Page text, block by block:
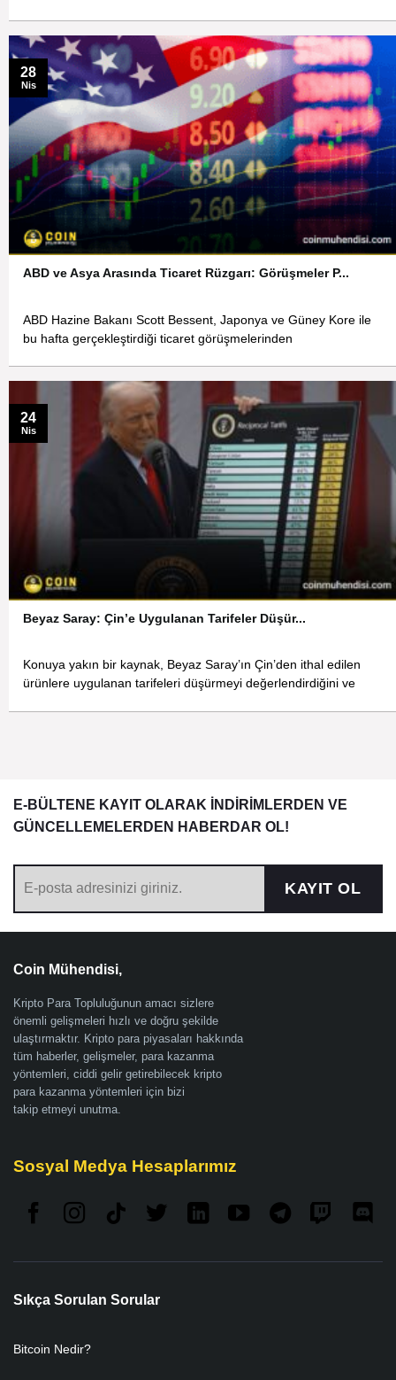
ABD ve Asya Arasında Ticaret Rüzgarı: Görüşmeler P...
ABD Hazine Bakanı Scott Bessent, Japonya ve Güney Kore ile
bu hafta gerçekleştirdiği ticaret görüşmelerinden
28
Nis
Beyaz Saray: Çin’e Uygulanan Tarifeler Düşür...
Konuya yakın bir kaynak, Beyaz Saray’ın Çin’den ithal edilen
ürünlere uygulanan tarifeleri düşürmeyi değerlendirdiğini ve
24
Nis
E-BÜLTENE KAYIT OLARAK İNDİRİMLERDEN VE
GÜNCELLEMELERDEN HABERDAR OL!
KAYIT OL
Coin Mühendisi,
Kripto Para Topluluğunun amacı sizlere
önemli gelişmeleri hızlı ve doğru şekilde
ulaştırmaktır. Kripto para piyasaları hakkında
tüm haberler, gelişmeler, para kazanma
yöntemleri, ciddi gelir getirebilecek kripto
para kazanma yöntemleri için bizi
takip etmeyi unutma.
Sosyal Medya Hesaplarımız
Sıkça Sorulan Sorular
Bitcoin Nedir?